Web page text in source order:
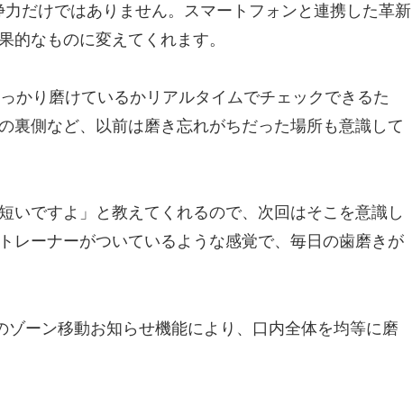
だけではありません。スマートフォンと連携した革新
的なものに変えてくれます。
かり磨けているかリアルタイムでチェックできるた
裏側など、以前は磨き忘れがちだった場所も意識して
いですよ」と教えてくれるので、次回はそこを意識し
レーナーがついているような感覚で、毎日の歯磨きが
ーン移動お知らせ機能により、口内全体を均等に磨